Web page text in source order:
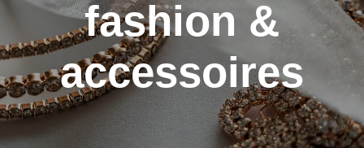
fashion &
accessoires